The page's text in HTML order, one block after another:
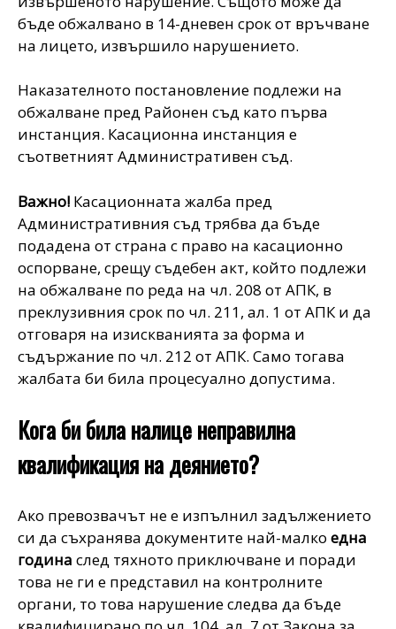
бъде обжалвано в 14-дневен срок от връчване
на лицето, извършило нарушението.
Наказателното постановление подлежи на
обжалване пред Районен съд като първа
инстанция. Касационна инстанция е
съответният Административен съд.
Важно! Касационната жалба пред
Административния съд трябва да бъде
подадена от страна с право на касационно
оспорване, срещу съдебен акт, който подлежи
на обжалване по реда на чл. 208 от АПК, в
преклузивния срок по чл. 211, ал. 1 от АПК и да
отговаря на изискванията за форма и
съдържание по чл. 212 от АПК. Само тогава
жалбата би била процесуално допустима.
Кога би била налице неправилна
квалификация на деянието?
Ако превозвачът не е изпълнил задължението
си да съхранява документите най-малко една
година след тяхното приключване и поради
това не ги е представил на контролните
органи, то това нарушение следва да бъде